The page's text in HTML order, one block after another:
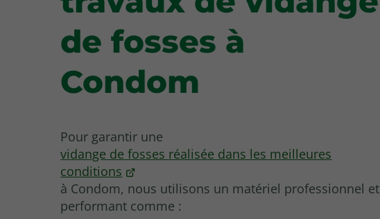
de fosses à
Condom
Pour garantir une
vidange de fosses réalisée dans les meilleures
conditions
à Condom, nous utilisons un matériel professionnel et
performant comme :